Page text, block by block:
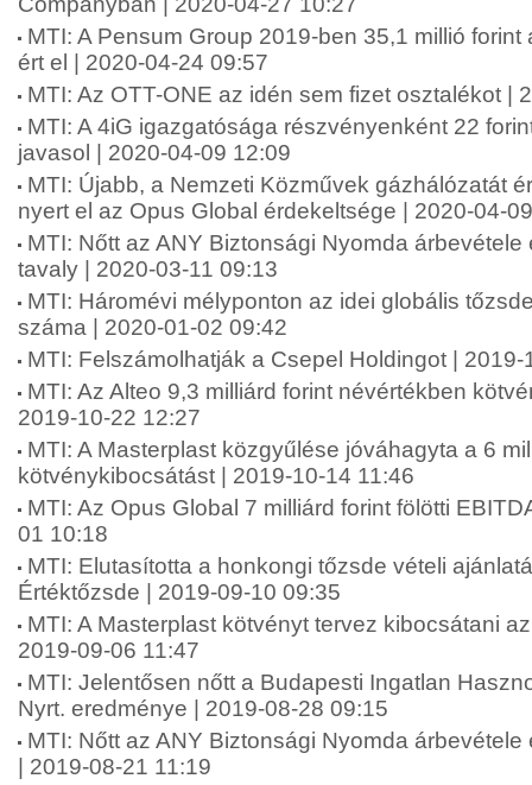
MTI: A Pensum Group 2019-ben 35,1 millió
ért el | 2020-04-24 09:57
MTI: Az OTT-ONE az idén sem fizet osztalékot |
MTI: A 4iG igazgatósága részvényenként 22
javasol | 2020-04-09 12:09
MTI: Újabb, a Nemzeti Közművek gázhálózatát
nyert el az Opus Global érdekeltsége | 2020-04-
MTI: Nőtt az ANY Biztonsági Nyomda
tavaly | 2020-03-11 09:13
MTI: Háromévi mélyponton az idei globális
száma | 2020-01-02 09:42
MTI: Felszámolhatják a Csepel Holdingot | 2019-
MTI: Az Alteo 9,3 milliárd forint névértékben
2019-10-22 12:27
MTI: A Masterplast közgyűlése jóváhagyta a 6
kötvénykibocsátást | 2019-10-14 11:46
MTI: Az Opus Global 7 milliárd forint fölötti
01 10:18
MTI: Elutasította a honkongi tőzsde vételi
Értéktőzsde | 2019-09-10 09:35
MTI: A Masterplast kötvényt tervez kibocsátani
2019-09-06 11:47
MTI: Jelentősen nőtt a Budapesti Ingatlan
Nyrt. eredménye | 2019-08-28 09:15
MTI: Nőtt az ANY Biztonsági Nyomda
| 2019-08-21 11:19